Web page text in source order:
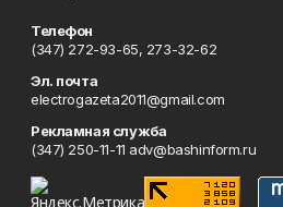
Телефон
(347) 272-93-65, 273-32-62
Эл. почта
electrogazeta2011@gmail.com
Рекламная служба
(347) 250-11-11 adv@bashinform.ru